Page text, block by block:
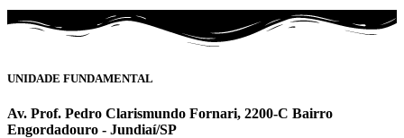
UNIDADE FUNDAMENTAL
Av. Prof. Pedro Clarismundo Fornari, 2200-C Bairro
Engordadouro - Jundiaí/SP